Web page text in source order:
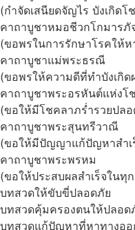
(กำจัดเสนียดจัญไร บังเกิดโ
คาถาบูชาหมอชีวกโกมารภั
(ขอพรในการรักษาโรคให้ห
คาถาบูชาแม่พระธรณี
(ขอพรให้ความดีที่ทำบังเกิด
คาถาบูชาพระอรหันต์แห่งโ
(ขอให้มีโชคลาภร่ำรวยปลอ
คาถาบูชาพระสุนทรีวาณี
(ขอให้มีปัญญาแก้ปัญหาสำเ
คาถาบูชาพระพรหม
(ขอให้ประสบผลสำเร็จในทุก
บทสวดให้ขับขี่ปลอดภัย
บทสวดคุ้มครองตนให้ปลอด
บทสวดแก้ปัญหาที่หาทางออ